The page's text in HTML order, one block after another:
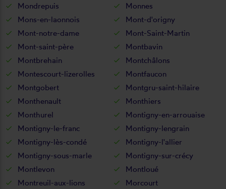
Mondrepuis
Monnes
Mons-en-laonnois
Mont-d'origny
Mont-notre-dame
Mont-Saint-Martin
Mont-saint-père
Montbavin
Montbrehain
Montchâlons
Montescourt-lizerolles
Montfaucon
Montgobert
Montgru-saint-hilaire
Monthenault
Monthiers
Monthurel
Montigny-en-arrouaise
Montigny-le-franc
Montigny-lengrain
Montigny-lès-condé
Montigny-l'allier
Montigny-sous-marle
Montigny-sur-crécy
Montlevon
Montloué
Montreuil-aux-lions
Morcourt